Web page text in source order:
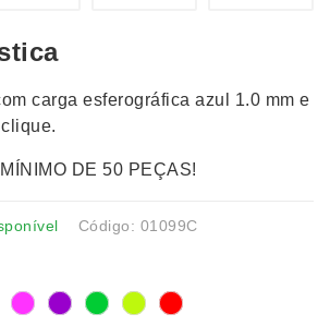
carga esferográfica azul 1.0 mm e
DE 50 PEÇAS!
Código: 01099C